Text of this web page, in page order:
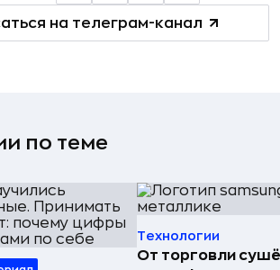
на телеграм-канал
по теме
Технологии
От торговли